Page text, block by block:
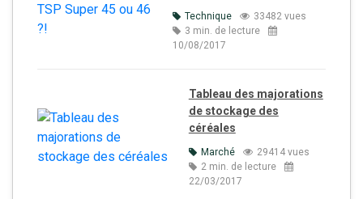
Technique
33482 vues
3 min. de lecture
10/08/2017
Tableau des majorations
de stockage des
céréales
Marché
29414 vues
2 min. de lecture
22/03/2017